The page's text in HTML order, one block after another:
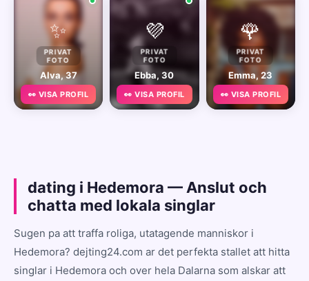
✨
PRIVAT
FOTO
Alva, 37
👀 VISA PROFIL
💜
PRIVAT
FOTO
Ebba, 30
👀 VISA PROFIL
🌹
PRIVAT
FOTO
Emma, 23
👀 VISA PROFIL
dating i Hedemora — Anslut och
chatta med lokala singlar
Sugen pa att traffa roliga, utatagende manniskor i
Hedemora? dejting24.com ar det perfekta stallet att hitta
singlar i Hedemora och over hela Dalarna som alskar att